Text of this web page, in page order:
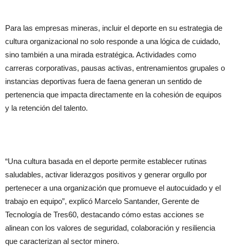
Para las empresas mineras, incluir el deporte en su estrategia de
cultura organizacional no solo responde a una lógica de cuidado,
sino también a una mirada estratégica. Actividades como
carreras corporativas, pausas activas, entrenamientos grupales o
instancias deportivas fuera de faena generan un sentido de
pertenencia que impacta directamente en la cohesión de equipos
y la retención del talento.
“Una cultura basada en el deporte permite establecer rutinas
saludables, activar liderazgos positivos y generar orgullo por
pertenecer a una organización que promueve el autocuidado y el
trabajo en equipo”, explicó Marcelo Santander, Gerente de
Tecnología de Tres60, destacando cómo estas acciones se
alinean con los valores de seguridad, colaboración y resiliencia
que caracterizan al sector minero.